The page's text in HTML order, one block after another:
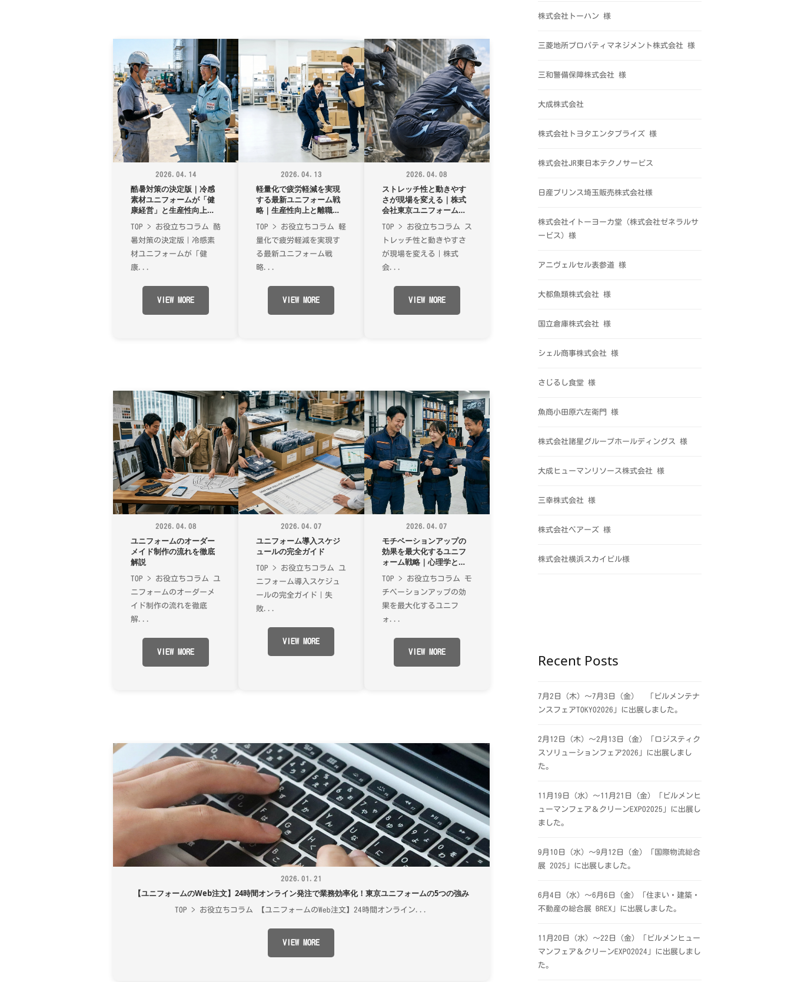
2026.04.14
酷暑対策の決定版｜冷感
素材ユニフォームが「健
康経営」と生産性向上を
TOP > お役立ちコラム 酷
暑対策の決定版｜冷感素
材ユニフォームが「健
康...
VIEW MORE
2026.04.13
軽量化で疲労軽減を実現
する最新ユニフォーム戦
略｜生産性向上と離職防
ローチ」
TOP > お役立ちコラム 軽
量化で疲労軽減を実現す
る最新ユニフォーム戦
略...
VIEW MORE
2026.04.08
ストレッチ性と動きやす
さが現場を変える｜株式
会社東京ユニフォームが
ムの選び方
TOP > お役立ちコラム ス
トレッチ性と動きやすさ
が現場を変える｜株式
会...
VIEW MORE
2026.04.08
ユニフォームのオーダー
メイド制作の流れを徹底
解説
TOP > お役立ちコラム ユ
ニフォームのオーダーメ
イド制作の流れを徹底
解...
VIEW MORE
2026.04.07
ユニフォーム導入スケジ
ュールの完全ガイド
TOP > お役立ちコラム ユ
ニフォーム導入スケジュ
ールの完全ガイド｜失
敗...
VIEW MORE
2026.04.07
モチベーションアップの
効果を最大化するユニフ
ォーム戦略｜心理学と集
客の意外な関係
TOP > お役立ちコラム モ
チベーションアップの効
果を最大化するユニフ
ォ...
VIEW MORE
2026.01.21
【ユニフォームのWeb注文】24時間オンライン発注で業務効率化！東京ユニフォームの5つの強み
TOP > お役立ちコラム 【ユニフォームのWeb注文】24時間オンライン...
VIEW MORE
株式会社トーハン 様
三菱地所プロパティマネジメント株式会社 様
三和警備保障株式会社 様
大成株式会社
株式会社トヨタエンタプライズ 様
株式会社JR東日本テクノサービス
日産プリンス埼玉販売株式会社様
株式会社イトーヨーカ堂（株式会社ゼネラルサ
ービス）様
アニヴェルセル表参道 様
大都魚類株式会社 様
国立倉庫株式会社 様
シェル商事株式会社 様
さじるし食堂 様
魚商小田原六左衛門 様
株式会社諸星グループホールディングス 様
大成ヒューマンリソース株式会社 様
三幸株式会社 様
株式会社ベアーズ 様
株式会社横浜スカイビル様
Recent Posts
7月2日（木）～7月3日（金） 「ビルメンテナ
ンスフェアTOKYO2026」に出展しました。
2月12日（木）～2月13日（金）「ロジスティク
スソリューションフェア2026」に出展しまし
た。
11月19日（水）～11月21日（金）「ビルメンヒ
ューマンフェア＆クリーンEXPO2025」に出展し
ました。
9月10日（水）～9月12日（金）「国際物流総合
展 2025」に出展しました。
6月4日（水）～6月6日（金）「住まい・建築・
不動産の総合展 BREX」に出展しました。
11月20日（水）～22日（金）「ビルメンヒュー
マンフェア＆クリーンEXPO2024」に出展しまし
た。